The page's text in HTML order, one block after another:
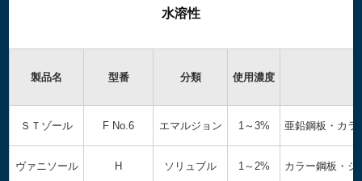
水溶性
製品名 型番 分類 使用濃度
ＳＴゾール F No.6 エマルジョン 1～3% 亜鉛鋼板・カ
ヴァニソール H ソリュブル 1～2% カラー鋼板・